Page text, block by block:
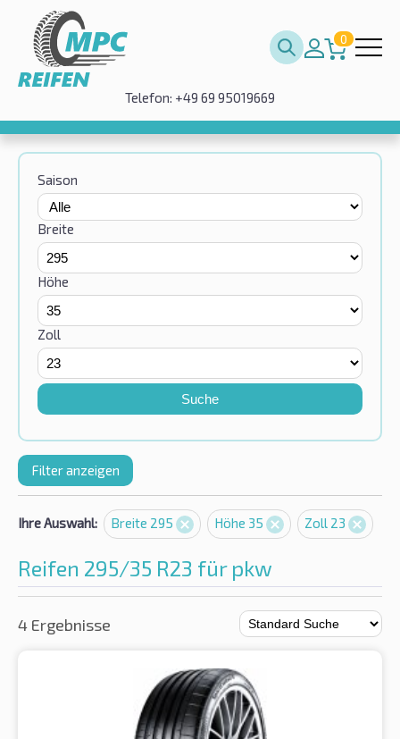
0
Telefon: +49 69 95019669
Saison
Breite
Höhe
Zoll
Suche
Filter anzeigen
Ihre Auswahl: Breite 295 Höhe 35 Zoll 23
Reifen 295/35 R23 für pkw
4 Ergebnisse